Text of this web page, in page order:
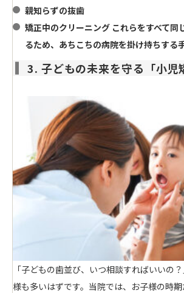
親知らずの抜歯
矯正中のクリーニング これらをすべて同
るため、あちこちの病院を掛け持ちする
3. 子どもの未来を守る「小児
「子どもの歯並び、いつ相談すればいいの
様も多いはずです。当院では、お子様の時